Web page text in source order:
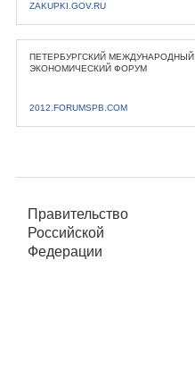
ZAKUPKI.GOV.RU
ПЕТЕРБУРГСКИЙ МЕЖДУНАРОДНЫЙ
ЭКОНОМИЧЕСКИЙ ФОРУМ
2012.FORUMSPB.COM
Правительство
Российской
Федерации